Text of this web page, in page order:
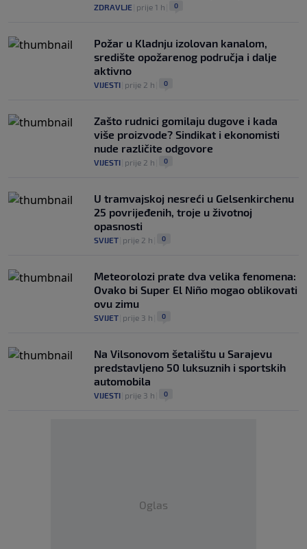
ZDRAVLJE prije 1 h 0
Požar u Kladnju izolovan kanalom,
središte opožarenog područja i dalje
aktivno
VIJESTI prije 2 h 0
Zašto rudnici gomilaju dugove i kada
više proizvode? Sindikat i ekonomisti
nude različite odgovore
VIJESTI prije 2 h 0
U tramvajskoj nesreći u Gelsenkirchenu
25 povrijeđenih, troje u životnoj
opasnosti
SVIJET prije 2 h 0
Meteorolozi prate dva velika fenomena:
Ovako bi Super El Niño mogao oblikovati
ovu zimu
SVIJET prije 3 h 0
Na Vilsonovom šetalištu u Sarajevu
predstavljeno 50 luksuznih i sportskih
automobila
VIJESTI prije 3 h 0
Oglas